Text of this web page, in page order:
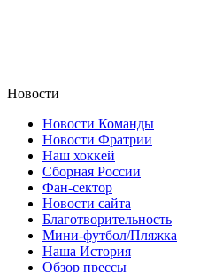
Новости
Новости Команды
Новости Фратрии
Наш хоккей
Сборная России
Фан-cектор
Новости сайта
Благотворительность
Мини-футбол/Пляжка
Наша История
Обзор прессы